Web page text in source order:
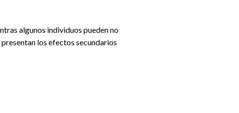
algunos individuos pueden no
los efectos secundarios